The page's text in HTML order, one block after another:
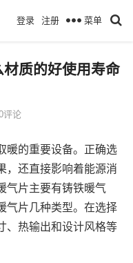
登录 注册 菜单
质的好使用寿命
评论
暖的重要设备。正确选
，还直接影响着能源消
气片主要有铸铁暖气
气片几种类型。在选择
、热输出和设计风格等